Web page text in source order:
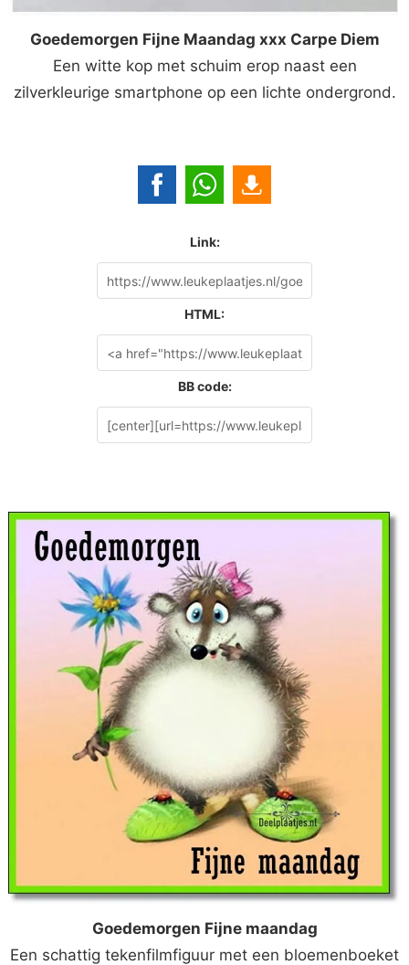
Goedemorgen Fijne Maandag xxx Carpe Diem
Een witte kop met schuim erop naast een
zilverkleurige smartphone op een lichte ondergrond.
Link:
HTML:
BB code:
Goedemorgen Fijne maandag
Een schattig tekenfilmfiguur met een bloemenboeket